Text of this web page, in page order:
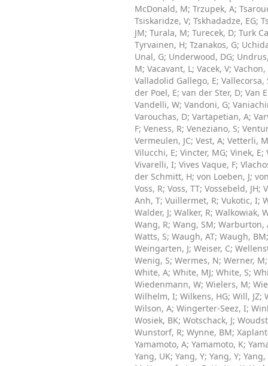
McDonald, M; Trzupek, A;
Tsiskaridze, V; Tskhadadze, EG;
JM; Turala, M; Turecek, D; Turk
Tyrvainen, H; Tzanakos, G;
Unal, G; Underwood, DG;
M; Vacavant, L; Vacek, V; Vachon,
Valladolid Gallego, E; Vallecorsa,
der Poel, E; van der Ster, D; Van
Vandelli, W; Vandoni, G;
Varouchas, D; Vartapetian, A;
F; Veness, R; Veneziano, S;
Vermeulen, JC; Vest, A; Vetterli,
Vilucchi, E; Vincter, MG; Vinek, E;
Vivarelli, I; Vives Vaque, F;
der Schmitt, H; von Loeben, J;
Voss, R; Voss, TT; Vossebeld, JH;
Anh, T; Vuillermet, R; Vukotic, I;
Walder, J; Walker, R; Walkowiak,
Wang, R; Wang, SM; Warburton,
Watts, S; Waugh, AT; Waugh, BM
Weingarten, J; Weiser, C;
Wenig, S; Wermes, N; Werner, M
White, A; White, MJ; White, S;
Wiedenmann, W; Wielers, M;
Wilhelm, I; Wilkens, HG; Will, JZ;
Wilson, A; Wingerter-Seez, I;
Wosiek, BK; Wotschack, J;
Wunstorf, R; Wynne, BM;
Yamamoto, A; Yamamoto, K;
Yang, UK; Yang, Y; Yang, Y; Yang,